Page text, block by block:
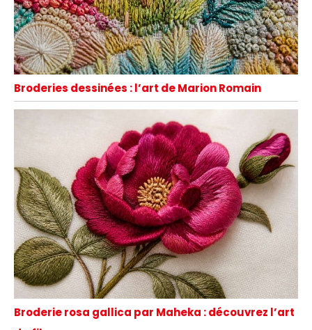
Broderies dessinées : l’art de Marion Romain
Broderie rosa gallica par Maheka : découvrez l’art